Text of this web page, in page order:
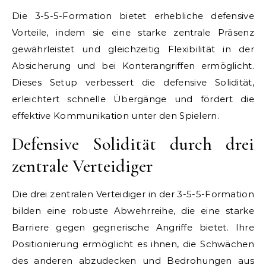
Die 3-5-5-Formation bietet erhebliche defensive
Vorteile, indem sie eine starke zentrale Präsenz
gewährleistet und gleichzeitig Flexibilität in der
Absicherung und bei Konterangriffen ermöglicht.
Dieses Setup verbessert die defensive Solidität,
erleichtert schnelle Übergänge und fördert die
effektive Kommunikation unter den Spielern.
Defensive Solidität durch drei
zentrale Verteidiger
Die drei zentralen Verteidiger in der 3-5-5-Formation
bilden eine robuste Abwehrreihe, die eine starke
Barriere gegen gegnerische Angriffe bietet. Ihre
Positionierung ermöglicht es ihnen, die Schwächen
des anderen abzudecken und Bedrohungen aus